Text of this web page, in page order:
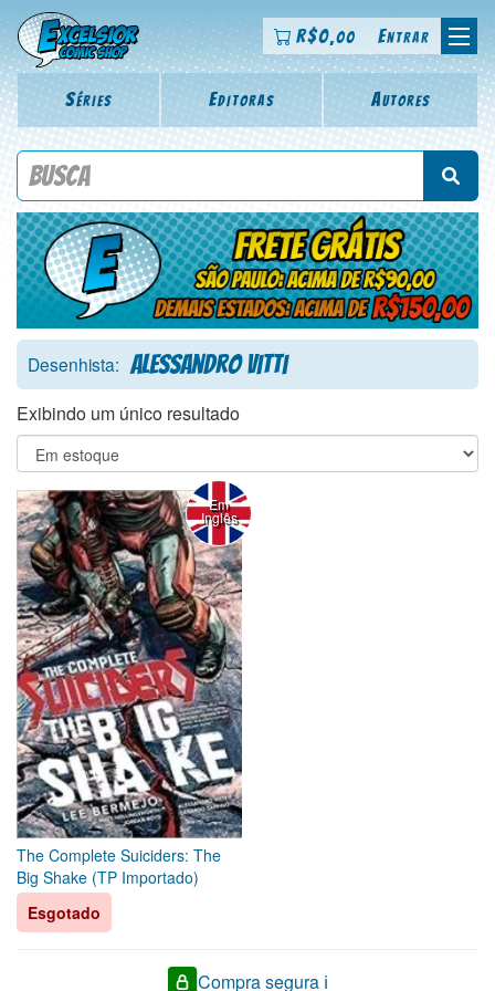
R$0,00 Entrar
Séries Editoras Autores
Procure por título da revista, personagem, série, escritor,
Desenhista: Alessandro Vitti
Exibindo um único resultado
The Complete Suiciders: The
Big Shake (TP Importado)
Esgotado
Em
Inglês
Compra segura ℹ️